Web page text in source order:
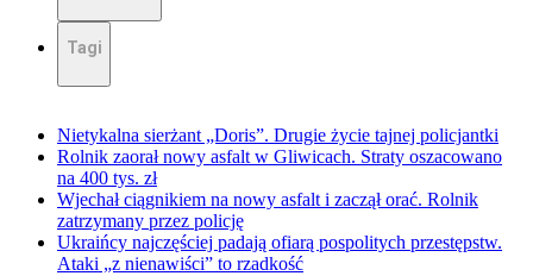
Tagi
Nietykalna sierżant „Doris”. Drugie życie tajnej policjantki
Rolnik zaorał nowy asfalt w Gliwicach. Straty oszacowano
na 400 tys. zł
Wjechał ciągnikiem na nowy asfalt i zaczął orać. Rolnik
zatrzymany przez policję
Ukraińcy najczęściej padają ofiarą pospolitych przestępstw.
Ataki „z nienawiści” to rzadkość